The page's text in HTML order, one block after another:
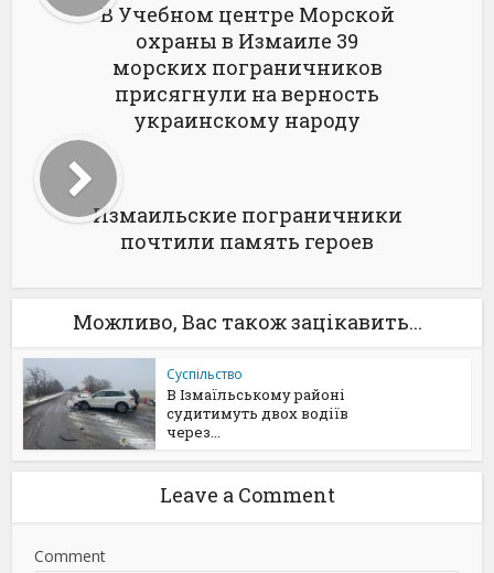
В Учебном центре Морской
охраны в Измаиле 39
морских пограничников
присягнули на верность
украинскому народу
Измаильские пограничники
почтили память героев
Можливо, Вас також зацікавить...
Суспільство
В Ізмаїльському районі
судитимуть двох водіїв
через...
Leave a Comment
Comment